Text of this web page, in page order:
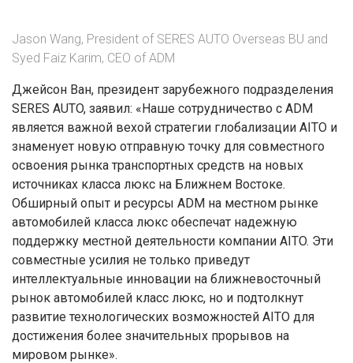
Jason Wang, President of SERES AUTO Overseas BU and
Syed Faiz Karim, CEO of ADM
Джейсон Ван, президент зарубежного подразделения
SERES AUTO, заявил: «Наше сотрудничество с ADM
является важной вехой стратегии глобализации AITO и
знаменует новую отправную точку для совместного
освоения рынка транспортных средств на новых
источниках класса люкс на Ближнем Востоке.
Обширный опыт и ресурсы ADM на местном рынке
автомобилей класса люкс обеспечат надежную
поддержку местной деятельности компании AITO. Эти
совместные усилия не только приведут
интеллектуальные инновации на ближневосточный
рынок автомобилей класс люкс, но и подтолкнут
развитие технологических возможностей AITO для
достижения более значительных прорывов на
мировом рынке».